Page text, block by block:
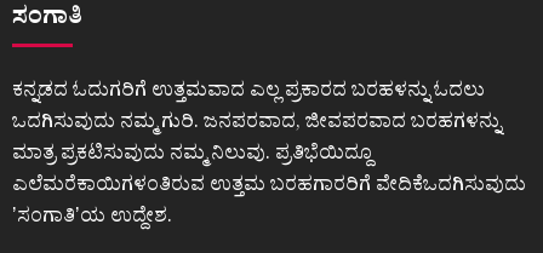
ಸಂಗಾತಿ
ಕನ್ನಡದ ಓದುಗರಿಗೆ ಉತ್ತಮವಾದ ಎಲ್ಲ ಪ್ರಕಾರದ ಬರಹಳನ್ನು ಓದಲು
ಒದಗಿಸುವುದು ನಮ್ಮ ಗುರಿ. ಜನಪರವಾದ, ಜೀವಪರವಾದ ಬರಹಗಳನ್ನು
ಮಾತ್ರ ಪ್ರಕಟಿಸುವುದು ನಮ್ಮ ನಿಲುವು. ಪ್ರತಿಭೆಯಿದ್ದೂ
ಎಲೆಮರೆಕಾಯಿಗಳಂತಿರುವ ಉತ್ತಮ ಬರಹಗಾರರಿಗೆ ವೇದಿಕೆಒದಗಿಸುವುದು
ʼಸಂಗಾತಿʼಯ ಉದ್ದೇಶ.